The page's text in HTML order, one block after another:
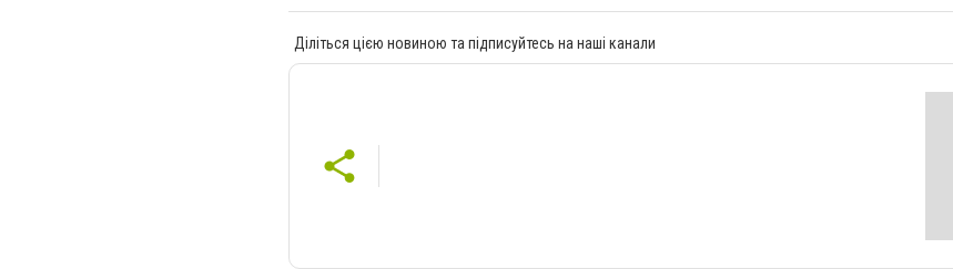
Діліться цією новиною та підписуйтесь на наші канали